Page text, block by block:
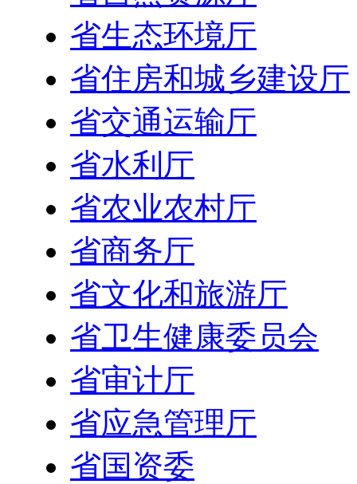
省生态环境厅
省住房和城乡建设厅
省交通运输厅
省水利厅
省农业农村厅
省商务厅
省文化和旅游厅
省卫生健康委员会
省审计厅
省应急管理厅
省国资委